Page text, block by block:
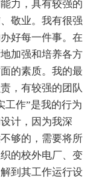
力，具有较强的
敬业。我有很强
好每一件事。在
加强和培养各方
的素质。我的最
，有较强的团队
工作”是我的行为
计，因为我深
够的，需要将所
的校外电厂、变
到其工作运行设